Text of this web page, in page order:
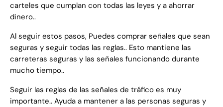
carteles que cumplan con todas las leyes y a ahorrar
dinero..
Al seguir estos pasos, Puedes comprar señales que sean
seguras y seguir todas las reglas.. Esto mantiene las
carreteras seguras y las señales funcionando durante
mucho tiempo..
Seguir las reglas de las señales de tráfico es muy
importante.. Ayuda a mantener a las personas seguras y